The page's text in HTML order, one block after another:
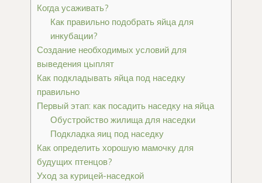
Когда усаживать?
Как правильно подобрать яйца для
инкубации?
Создание необходимых условий для
выведения цыплят
Как подкладывать яйца под наседку
правильно
Первый этап: как посадить наседку на яйца
Обустройство жилища для наседки
Подкладка яиц под наседку
Как определить хорошую мамочку для
будущих птенцов?
Уход за курицей-наседкой